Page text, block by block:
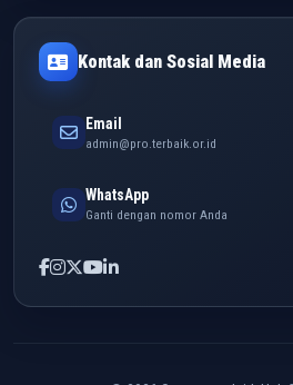
Kontak dan Sosial Media
Email
admin@pro.terbaik.or.id
WhatsApp
Ganti dengan nomor Anda